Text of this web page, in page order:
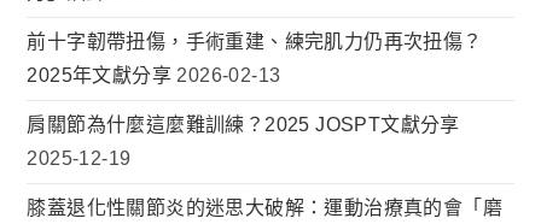
前十字韌帶扭傷，手術重建、練完肌力仍再次扭傷？
2025年文獻分享 2026-02-13
肩關節為什麼這麼難訓練？2025 JOSPT文獻分享
2025-12-19
膝蓋退化性關節炎的迷思大破解：運動治療真的會「磨